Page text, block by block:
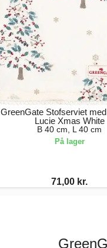
GreenGate Stofserviet
Lucie Xmas White
B 40 cm, L 40 cm
På lager
71,00 kr.